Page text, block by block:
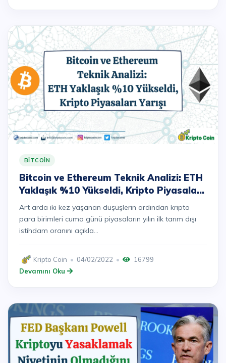
BITCOIN
Bitcoin ve Ethereum Teknik Analizi: ETH
Yaklaşık %10 Yükseldi, Kripto Piyasaları
Yarışı
Art arda iki kez yaşanan düşüşlerin ardından kripto
para birimleri cuma günü piyasaların yılın ilk tarım dışı
istihdam oranını açıkla...
Kripto Coin 04/02/2022
16799
Devamını Oku